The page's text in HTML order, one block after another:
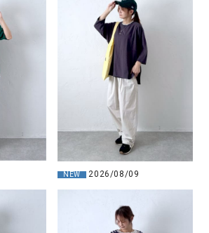
NEW 2026/08/09